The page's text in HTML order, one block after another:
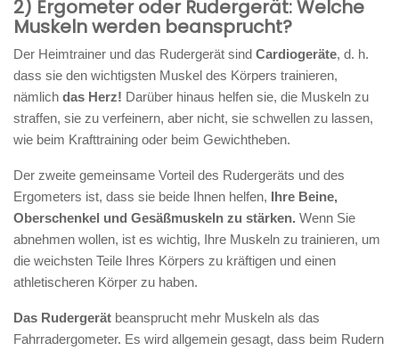
2) Ergometer oder Rudergerät: Welche
Muskeln werden beansprucht?
Der Heimtrainer und das Rudergerät sind Cardiogeräte, d. h.
dass sie den wichtigsten Muskel des Körpers trainieren,
nämlich das Herz! Darüber hinaus helfen sie, die Muskeln zu
straffen, sie zu verfeinern, aber nicht, sie schwellen zu lassen,
wie beim Krafttraining oder beim Gewichtheben.
Der zweite gemeinsame Vorteil des Rudergeräts und des
Ergometers ist, dass sie beide Ihnen helfen, Ihre Beine,
Oberschenkel und Gesäßmuskeln zu stärken. Wenn Sie
abnehmen wollen, ist es wichtig, Ihre Muskeln zu trainieren, um
die weichsten Teile Ihres Körpers zu kräftigen und einen
athletischeren Körper zu haben.
Das Rudergerät beansprucht mehr Muskeln als das
Fahrradergometer. Es wird allgemein gesagt, dass beim Rudern